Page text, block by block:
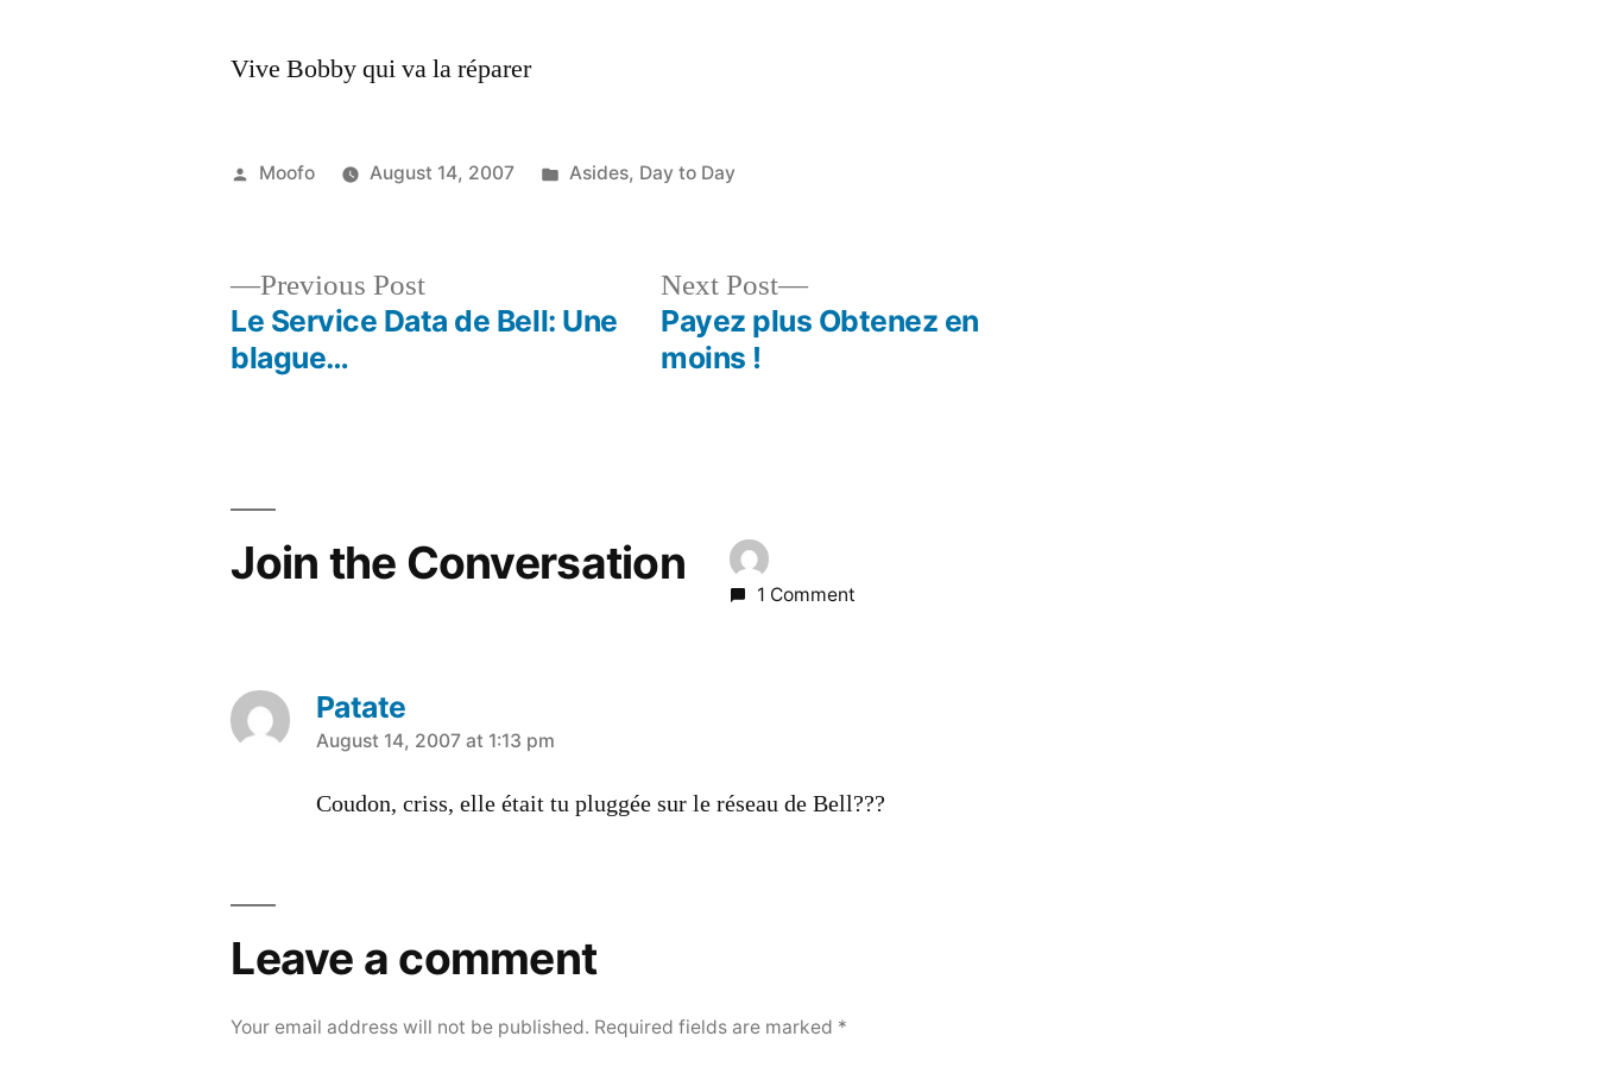
Vive Bobby qui va la réparer
Posted
Moofo August 14, 2007
Posted
Asides, Day to Day
Previous PostPrevious
post:
Le Service Data de Bell: Une
blague…
Next Post
Next
post:
Payez plus Obtenez en
moins !
Join the Conversation
1 Comment
Patate
says:
August 14, 2007 at 1:13 pm
Coudon, criss, elle était tu pluggée sur le réseau de Bell???
Leave a comment
Your email address will not be published. Required fields are marked *